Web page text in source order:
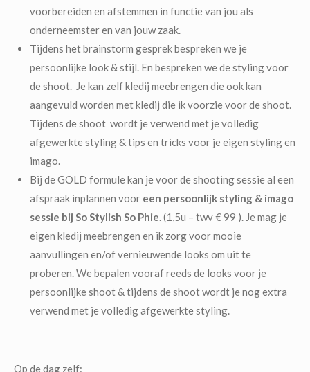
voorbereiden en afstemmen in functie van jou als
onderneemster en van jouw zaak.
Tijdens het brainstorm gesprek bespreken we je
persoonlijke look & stijl. En bespreken we de styling voor
de shoot. Je kan zelf kledij meebrengen die ook kan
aangevuld worden met kledij die ik voorzie voor de shoot.
Tijdens de shoot wordt je verwend met je volledig
afgewerkte styling & tips en tricks voor je eigen styling en
imago.
Bij de GOLD formule kan je voor de shooting sessie al een
afspraak inplannen voor een persoonlijk styling & imago
sessie bij So Stylish So Phie. (1,5u – twv € 99 ). Je mag je
eigen kledij meebrengen en ik zorg voor mooie
aanvullingen en/of vernieuwende looks om uit te
proberen. We bepalen vooraf reeds de looks voor je
persoonlijke shoot & tijdens de shoot wordt je nog extra
verwend met je volledig afgewerkte styling.
Op de dag zelf: